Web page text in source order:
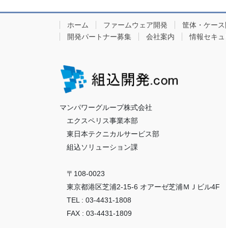
ホーム ファームウェア開発 筐体・ケー
開発パートナー募集
会社案内 情報セキ
マンパワーグループ株式会社
エクスペリス事業本部
東日本テクニカルサービス部
組込ソリューション課
〒108-0023
東京都港区芝浦2-15-6 オアーゼ芝浦ＭＪビル4F
TEL : 03-4431-1808
FAX : 03-4431-1809